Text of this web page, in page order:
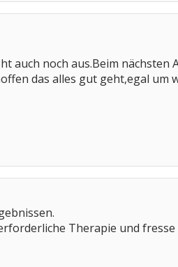
auch noch aus.Beim nächsten
das alles gut geht,egal um
Therapie und